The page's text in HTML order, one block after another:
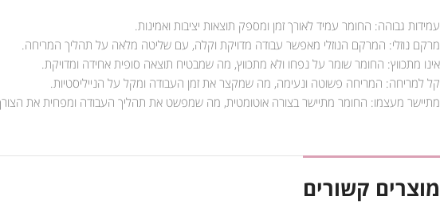
עמידות גבוהה: החומר עמיד לאורך זמן ומספק תוצאות יציבות ואמינות.
מרקם נוזלי: המרקם הנוזלי מאפשר עבודה מדויקת וקלה, עם שליטה מלאה על תהליך המריחה.
אינו מתכווץ: החומר שומר על נפחו ולא מתכווץ, מה שמבטיח תוצאה סופית אחידה ומדויקת.
קל למריחה: המריחה פשוטה ונעימה, מה שמקצר את זמן העבודה ומקל על הנייליסטיות.
מתיישר מעצמו: החומר מתיישר בצורה אוטומטית, מה שמפשט את תהליך העבודה ומפחית את הצורך
מוצרים קשורים